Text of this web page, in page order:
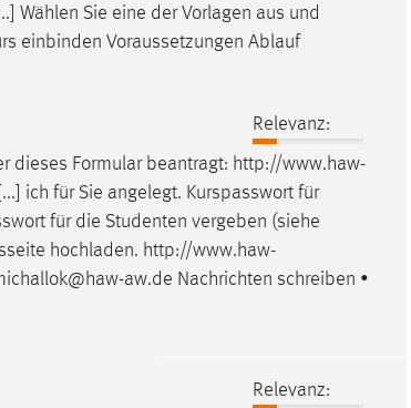
Wählen Sie eine der Vorlagen aus und
einbinden Voraussetzungen Ablauf
Relevanz:
dieses Formular beantragt: http://www.haw-
ich für Sie angelegt. Kurspasswort für
für die Studenten vergeben (siehe
hochladen. http://www.haw-
aw.de Nachrichten schreiben •
Relevanz: